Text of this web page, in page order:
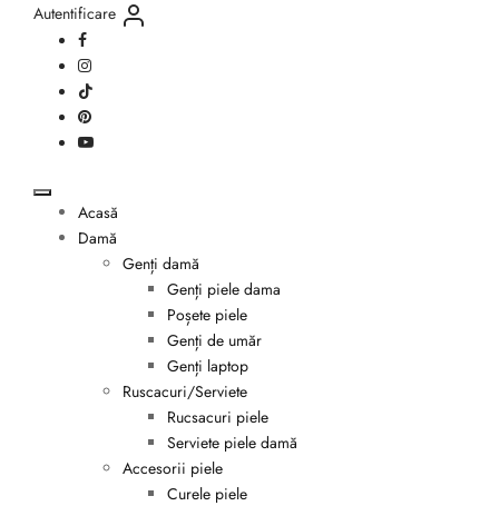
Autentificare
Acasă
Damă
Genți damă
Genți piele dama
Poșete piele
Genți de umăr
Genți laptop
Ruscacuri/Serviete
Rucsacuri piele
Serviete piele damă
Accesorii piele
Curele piele